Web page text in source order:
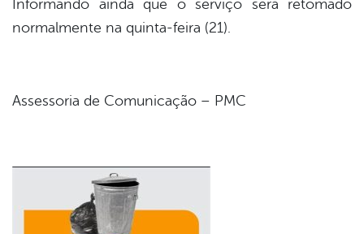
Informando ainda que o serviço será retomado
normalmente na quinta-feira (21).
Assessoria de Comunicação – PMC